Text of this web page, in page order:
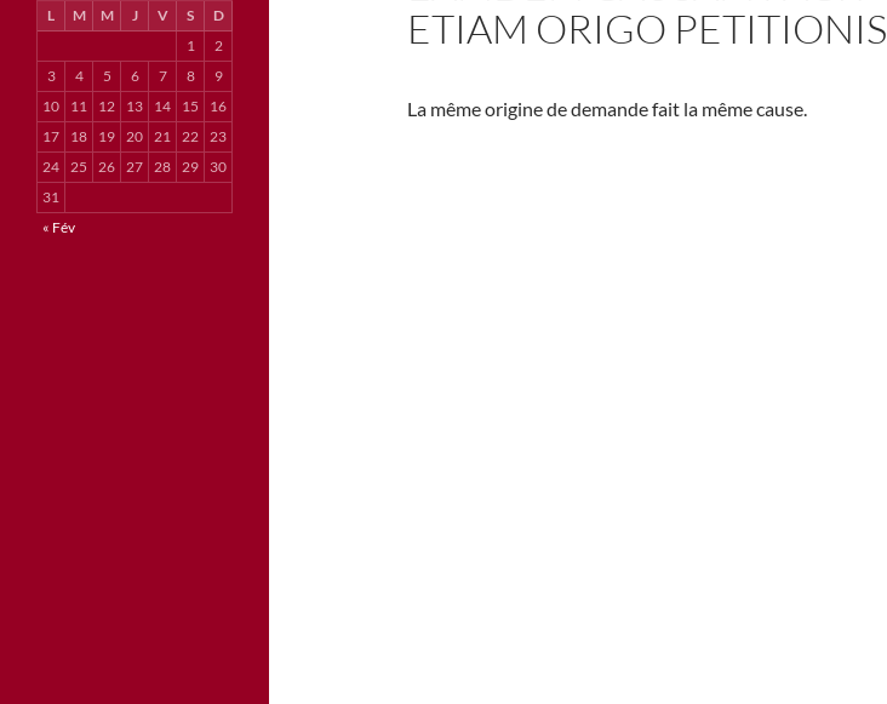
ETIAM ORIGO PETITIONIS
La même origine de demande fait la même cause.
L M M J V S
D
1
2
3
4 5 6 7 8
9
10
11 12 13 14 15
16
17
18 19 20 21 22 23
24 25 26 27 28 29
30
31
« Fév